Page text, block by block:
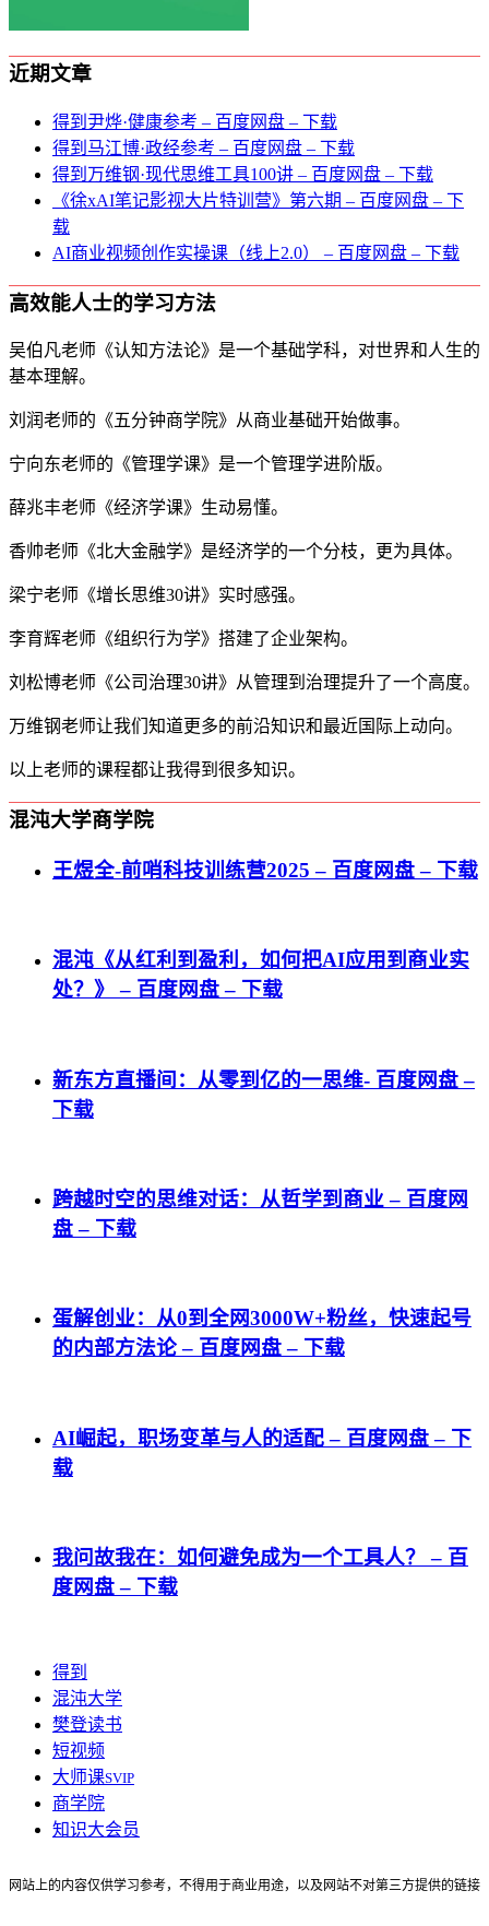
近期文章
得到尹烨·健康参考 – 百度网盘 – 下载
得到马江博·政经参考 – 百度网盘 – 下载
得到万维钢·现代思维⼯具100讲 – 百度网盘 – 下载
《徐xAI笔记影视大片特训营》第六期 – 百度网盘 – 下
载
AI商业视频创作实操课（线上2.0） – 百度网盘 – 下载
高效能人士的学习方法
吴伯凡老师《认知方法论》是一个基础学科，对世界和人生的
基本理解。
刘润老师的《五分钟商学院》从商业基础开始做事。
宁向东老师的《管理学课》是一个管理学进阶版。
薛兆丰老师《经济学课》生动易懂。
香帅老师《北大金融学》是经济学的一个分枝，更为具体。
梁宁老师《增长思维30讲》实时感强。
李育辉老师《组织行为学》搭建了企业架构。
刘松博老师《公司治理30讲》从管理到治理提升了一个高度。
万维钢老师让我们知道更多的前沿知识和最近国际上动向。
以上老师的课程都让我得到很多知识。
混沌大学商学院
王煜全-前哨科技训练营2025 – 百度网盘 – 下载
混沌《从红利到盈利，如何把AI应用到商业实
处？》 – 百度网盘 – 下载
新东方直播间：从零到亿的一思维- 百度网盘 –
下载
跨越时空的思维对话：从哲学到商业 – 百度网
盘 – 下载
蛋解创业：从0到全网3000W+粉丝，快速起号
的内部方法论 – 百度网盘 – 下载
AI崛起，职场变革与人的适配 – 百度网盘 – 下
载
我问故我在：如何避免成为一个工具人？ – 百
度网盘 – 下载
得到
混沌大学
樊登读书
短视频
大师课SVIP
商学院
知识大会员
网站上的内容仅供学习参考，不得用于商业用途，以及网站不对第三方提供的链接